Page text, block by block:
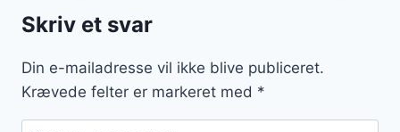
Skriv et svar
Din e-mailadresse vil ikke blive publiceret.
Krævede felter er markeret med *